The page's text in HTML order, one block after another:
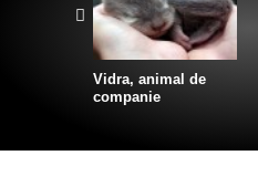
Vidra, animal de
companie